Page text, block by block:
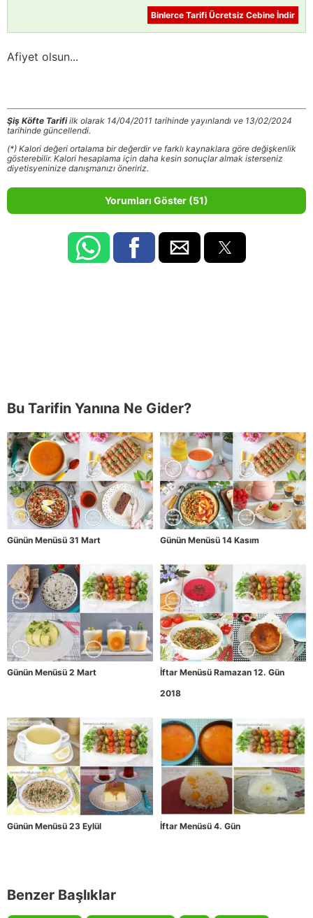
Binlerce Tarifi Ücretsiz Cebine İndir
Afiyet olsun...
Şiş Köfte Tarifiilk olarak 14/04/2011 tarihinde yayınlandı ve 13/02/2024
tarihinde güncellendi.
(*) Kalori değeri ortalama bir değerdir ve farklı kaynaklara göre değişkenlik
gösterebilir. Kalori hesaplama için daha kesin sonuçlar almak isterseniz
diyetisyeninize danışmanızı öneririz.
Yorumları Göster (51)
Bu Tarifin Yanına Ne Gider?
Günün Menüsü 31 Mart Günün Menüsü 14 Kasım
Günün Menüsü 2 Mart
İftar Menüsü Ramazan 12. Gün
2018
Günün Menüsü 23 Eylül İftar Menüsü 4. Gün
Benzer Başlıklar